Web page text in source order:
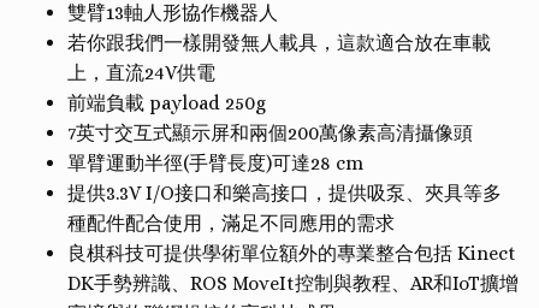
雙臂13軸人形協作機器人
若你跟我們一樣開發無人載具，這款適合放在車載
上，直流24V供電
前端負載 payload 250g
7英寸交互式顯示屏和兩個200萬像素高清攝像頭
單臂運動半徑(手臂長度)可達28 cm
提供3.3V I/O接口和樂高接口，提供吸泵、夾具等多
種配件配合使用，滿足不同應用的需求
良棋科技可提供學術單位額外的專業整合包括 Kinect
DK手勢辨識、ROS MoveIt控制與教程、AR和IoT擴增